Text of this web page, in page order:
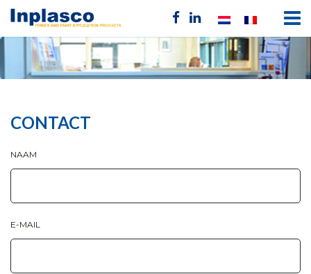
CONTACT
NAAM
E-MAIL